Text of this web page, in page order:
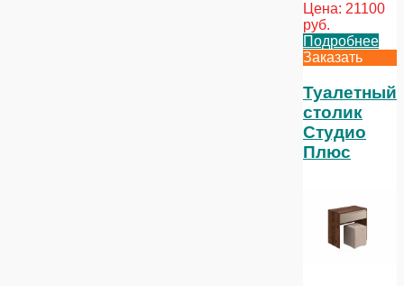
Цена: 21100
руб.
Подробнее
Заказать
Туалетный
столик
Студио
Плюс